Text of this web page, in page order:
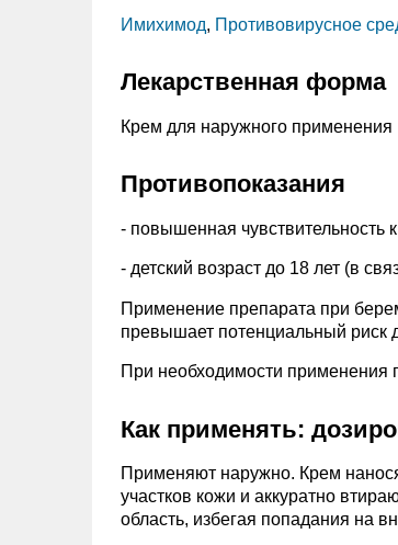
Имихимод, Противовирусное
Лекарственная форма
Крем для наружного применения
Противопоказания
- повышенная чувствительность
- детский возраст до 18 лет (в
Применение препарата при
превышает потенциальный риск
При необходимости применения
Как применять:
Применяют наружно. Крем
участков кожи и аккуратно
область, избегая попадания на